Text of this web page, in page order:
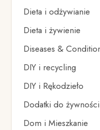
Dieta i odżywianie
Dieta i żywienie
Diseases &
DIY i recycling
DIY i Rękodzieło
Dodatki do żywności
Dom i Mieszkanie